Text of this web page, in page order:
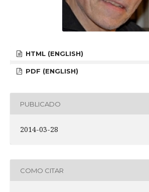
HTML (ENGLISH)
PDF (ENGLISH)
PUBLICADO
2014-03-28
COMO CITAR